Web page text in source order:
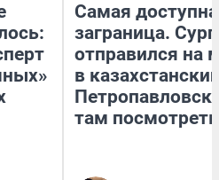
Самая
заграница.
отправился на
в
там посмотреть